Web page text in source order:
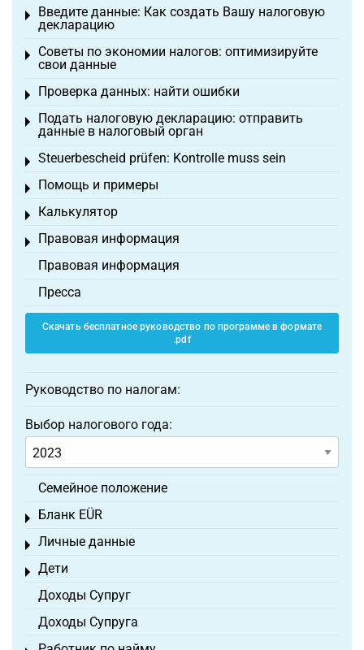
Введите данные: Как создать Вашу налоговую
декларацию
Toggle menu
Советы по экономии налогов: оптимизируйте
свои данные
Toggle menu
Проверка данных: найти ошибки
Toggle menu
Подать налоговую декларацию: отправить
данные в налоговый орган
Toggle menu
Steuerbescheid prüfen: Kontrolle muss sein
Toggle menu
Помощь и примеры
Toggle menu
Калькулятор
Toggle menu
Правовая информация
Toggle menu
Правовая информация
Пресса
Скачать бесплатное руководство по программе в формате
.pdf
Руководство по налогам:
Выбор налогового года:
Семейное положение
Бланк EÜR
Toggle menu
Личные данные
Toggle menu
Дети
Toggle menu
Доходы Супруг
Доходы Супруга